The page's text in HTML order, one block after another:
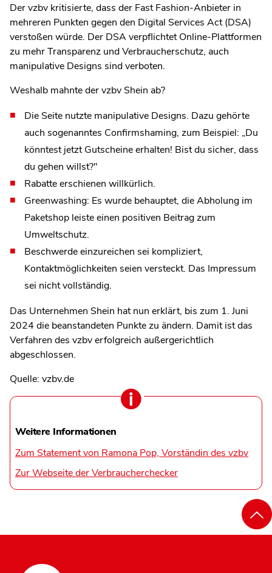
Der vzbv kritisierte, dass der Fast Fashion-Anbieter in
mehreren Punkten gegen den Digital Services Act (DSA)
verstoßen würde. Der DSA verpflichtet Online-Plattformen
zu mehr Transparenz und Verbraucherschutz, auch
manipulative Designs sind verboten.
Weshalb mahnte der vzbv Shein ab?
Die Seite nutzte manipulative Designs. Dazu gehörte
auch sogenanntes Confirmshaming, zum Beispiel: „Du
könntest jetzt Gutscheine erhalten! Bist du sicher, dass
du gehen willst?"
Rabatte erschienen willkürlich.
Greenwashing: Es wurde behauptet, die Abholung im
Paketshop leiste einen positiven Beitrag zum
Umweltschutz.
Beschwerde einzureichen sei kompliziert,
Kontaktmöglichkeiten seien versteckt. Das Impressum
sei nicht vollständig.
Das Unternehmen Shein hat nun erklärt, bis zum 1. Juni
2024 die beanstandeten Punkte zu ändern. Damit ist das
Verfahren des vzbv erfolgreich außergerichtlich
abgeschlossen.
Quelle: vzbv.de
Weitere Informationen
Zum Statement von Ramona Pop, Vorständin des vzbv
Zur Webseite der Verbraucherchecker